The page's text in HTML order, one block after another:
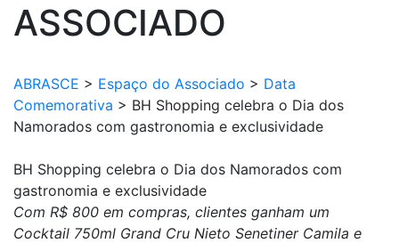
ASSOCIADO
ABRASCE > Espaço do Associado > Data
Comemorativa > BH Shopping celebra o Dia dos
Namorados com gastronomia e exclusividade
BH Shopping celebra o Dia dos Namorados com
gastronomia e exclusividade
Com R$ 800 em compras, clientes ganham um
Cocktail 750ml Grand Cru Nieto Senetiner Camila e